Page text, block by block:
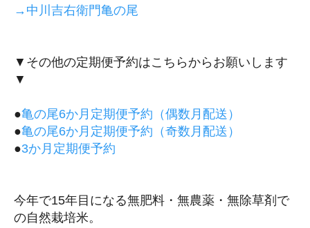
→中川吉右衛門亀の尾
▼その他の定期便予約はこちらからお願いします
▼
●亀の尾6か月定期便予約（偶数月配送）
●亀の尾6か月定期便予約（奇数月配送）
●3か月定期便予約
今年で15年目になる無肥料・無農薬・無除草剤で
の自然栽培米。